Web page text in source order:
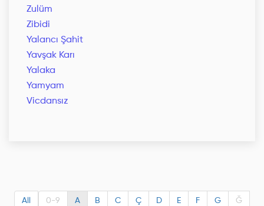
Zulüm
Zibidi
Yalancı Şahit
Yavşak Karı
Yalaka
Yamyam
Vicdansız
All 0-9 A B C Ç D E F G Ğ